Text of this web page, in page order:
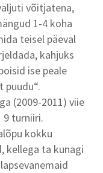
võitjatena,
1-4 koha
teisel päeval
kahjuks
ise peale
puudu“.
(2009-2011) viie
9 turniiri.
kokku
kellega ta kunagi